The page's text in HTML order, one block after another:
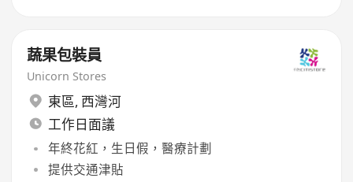
蔬果包裝員
Unicorn Stores
東區, 西灣河
工作日面議
年終花紅，生日假，醫療計劃
提供交通津貼